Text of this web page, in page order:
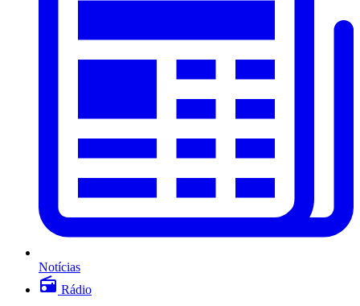
Notícias
Rádio